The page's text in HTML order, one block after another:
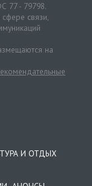
77 - 79798.
связи,
на
И ОТДЫХ